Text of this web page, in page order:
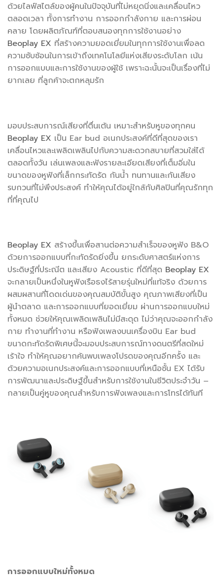
ด้วยไลฟ์สไตล์ของผู้คนในปัจจุบันที่ไม่หยุดนิ่งและเคลื่อนไหว
ตลอดเวลา ทั้งการทำงาน การออกกำลังกาย และการผ่อน
คลาย โดยผลิตภัณฑ์ที่ตอบสนองทุกการใช้งานอย่าง
Beoplay EX ที่สร้างความยอดเยี่ยมในทุกการใช้งานเพื่อลด
ความซับซ้อนในการเข้าถึงเทคโนโลยีแห่งเสียงระดับโลก เน้น
การออกแบบและการใช้งานของผู้ใช้ เพราะฉะนั้นจะเป็นเรื่องที่ไม่
ยากเลย ที่ลูกค้าจะตกหลุมรัก
มอบประสบการณ์เสียงที่ตื่นเต้น เหมาะสำหรับหูของทุกคน
Beoplay EX เป็น Ear bud อเนกประสงค์ที่ดีที่สุดของเรา
เคลื่อนไหวและเพลิดเพลินไปกับความสะดวกสบายที่สวมใส่ได้
ตลอดทั้งวัน เล่นเพลงและฟังรายละเอียดเสียงที่เต็มอิ่มใน
ขนาดของหูฟังที่เล็กกระทัดรัด กันน้ำ ทนทานและกันเสียง
รบกวนที่ไม่พึงประสงค์ ทำให้คุณได้อยู่ใกล้กับศิลปินที่คุณรักทุก
ที่ที่คุณไป
Beoplay EX สร้างขึ้นเพื่อสานต่อความสำเร็จของหูฟัง B&O
ด้วยการออกแบบที่กะทัดรัดยิ่งขึ้น ยกระดับศาสตร์แห่งการ
ประดิษฐ์ที่ประณีต และเสียง Acoustic ที่ดีที่สุด Beoplay EX
จะกลายเป็นหนึ่งในหูฟังเรือธงไร้สายรุ่นใหม่ที่แท้จริง ด้วยการ
ผสมผสานที่โดดเด่นของคุณสมบัติขั้นสูง คุณภาพเสียงที่เป็น
ผู้นำตลาด และการออกแบบที่ยอดเยี่ยม ผ่านการออกแบบใหม่
ทั้งหมด ช่วยให้คุณเพลิดเพลินไม่มีสะดุด ไม่ว่าคุณจะออกกำลัง
กาย ทำงานที่ทำงาน หรือฟังเพลงบนเครื่องบิน Ear bud
ขนาดกะทัดรัดพิเศษนี้จะมอบประสบการณ์ทางดนตรีที่สดใหม่
เร้าใจ ทำให้คุณอยากค้นพบเพลงโปรดของคุณอีกครั้ง และ
ด้วยความอเนกประสงค์และการออกแบบที่เหนือชั้น EX ได้รับ
การพัฒนาและประดิษฐ์ขึ้นสำหรับการใช้งานในชีวิตประจำวัน –
กลายเป็นคู่หูของคุณสำหรับการฟังเพลงและการโทรได้ทันที
การออกแบบใหม่ทั้งหมด